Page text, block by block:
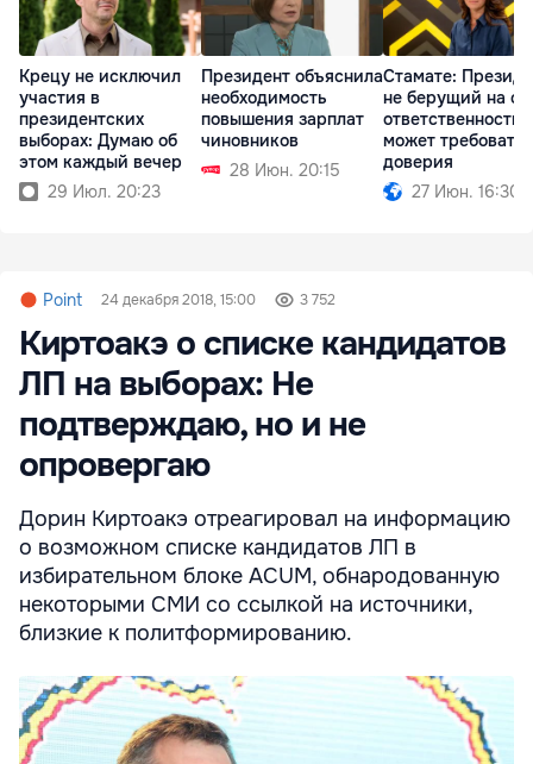
Крецу не исключил
участия в
президентских
выборах: Думаю об
этом каждый вечер
29 Июл. 20:23
Президент объяснила
необходимость
повышения зарплат
чиновников
28 Июн. 20:15
Стамате:
не берущий на
ответственность,
может требовать
доверия
27 Июн. 16:30
Point 24 декабря 2018, 15:00 3 752
Киртоакэ о списке кандидатов
ЛП на выборах: Не
подтверждаю, но и не
опровергаю
Дорин Киртоакэ отреагировал на информацию
о возможном списке кандидатов ЛП в
избирательном блоке ACUM, обнародованную
некоторыми СМИ со ссылкой на источники,
близкие к политформированию.